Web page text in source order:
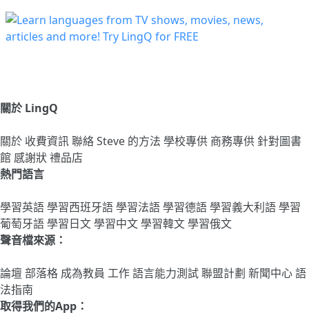
關於 LingQ
關於 收費資訊聯絡Steve 的方法 學校專供 商務專供 針對圖書
館 感謝狀禮品店
熱門語言
學習英語學習西班牙語學習法語學習德語學習義大利語學習
葡萄牙語學習日文學習中文學習韓文學習俄文
聲音檔來源：
論壇部落格 成為教員 工作語言能力測試聯盟計劃 新聞中心語
法指南
取得我們的App：